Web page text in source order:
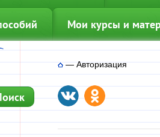
Мои курсы и
—Авторизация